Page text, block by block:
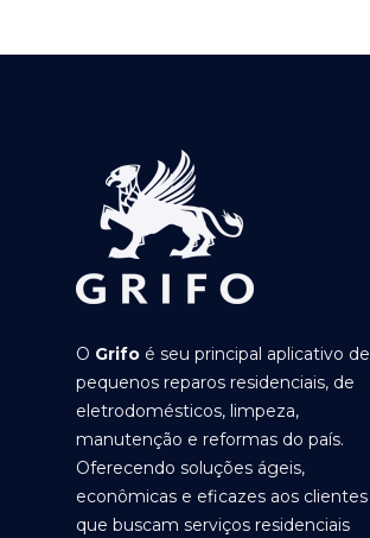
O Grifo é seu principal aplicativo de
pequenos reparos residenciais, de
eletrodomésticos, limpeza,
manutenção e reformas do país.
Oferecendo soluções ágeis,
econômicas e eficazes aos clientes
que buscam serviços residenciais